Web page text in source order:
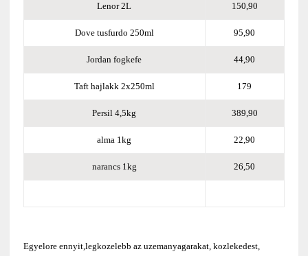
Lenor 2L 150,90
Dove tusfurdo 250ml 95,90
Jordan fogkefe 44,90
Taft hajlakk 2x250ml 179
Persil 4,5kg 389,90
alma 1kg 22,90
narancs 1kg 26,50
Egyelore ennyit,legkozelebb az uzemanyagarakat, kozlekedest,